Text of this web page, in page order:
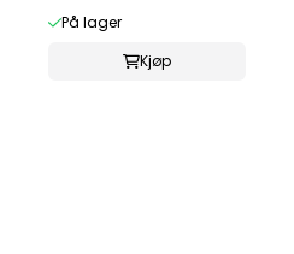
På lager
Kjøp